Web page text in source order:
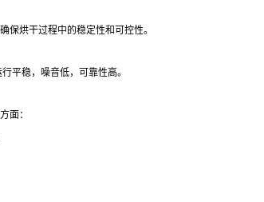
保烘干过程中的稳定性和可控性。
平稳，噪音低，可靠性高。
面：